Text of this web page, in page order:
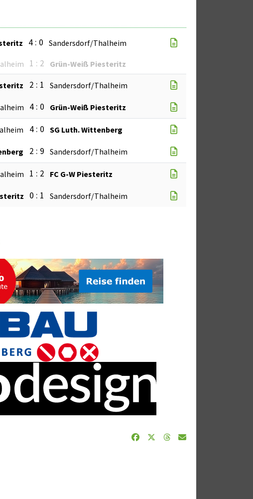
4 : 0 Sandersdorf/Thalheim
1 : 2 Grün-Weiß Piesteritz
2 : 1 Sandersdorf/Thalheim
4 : 0 Grün-Weiß Piesteritz
4 : 0 SG Luth. Wittenberg
2 : 9 Sandersdorf/Thalheim
1 : 2 FC G-W Piesteritz
0 : 1 Sandersdorf/Thalheim